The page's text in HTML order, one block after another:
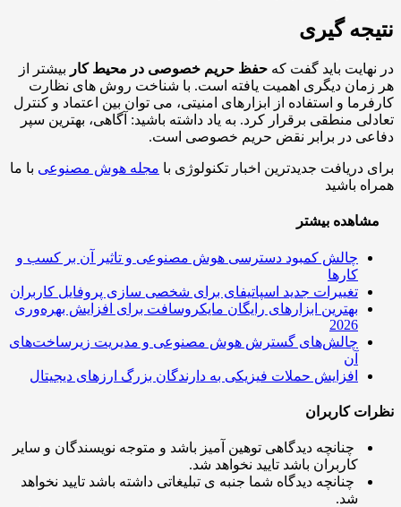
گیری
باید گفت کهحفظ حریم خصوصی در محیط کاربیشتر از
دیگری اهمیت یافته است. با شناخت روش های نظارت
و استفاده از ابزارهای امنیتی، می توان بین اعتماد و کنترل
منطقی برقرار کرد. به یاد داشته باشید: آگاهی، بهترین سپر
در برابر نقض حریم خصوصی است.
دریافت جدیدترین اخبار تکنولوژی با مجله هوش مصنوعیبا ما
باشید
بیشتر
چالش کمبود دسترسی هوش مصنوعی و تاثیر آن بر کسب و
کارها
تغییرات جدید اسپاتیفای برای شخصی سازی پروفایل کاربران
بهترین ابزارهای رایگان مایکروسافت برای افزایش بهره‌وری
چالش‌های گسترش هوش مصنوعی و مدیریت زیرساخت‌های
افزایش حملات فیزیکی به دارندگان بزرگ ارزهای دیجیتال
کاربران
چنانچه دیدگاهی توهین آمیز باشد و متوجه نویسندگان و سایر
کاربران باشد تایید نخواهد شد.
چنانچه دیدگاه شما جنبه ی تبلیغاتی داشته باشد تایید نخواهد